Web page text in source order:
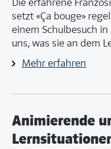
Die erfahrene
setzt «Ça bouge»
einem Schulbesuch
uns, was sie an dem
Mehr erfahren
Animierende